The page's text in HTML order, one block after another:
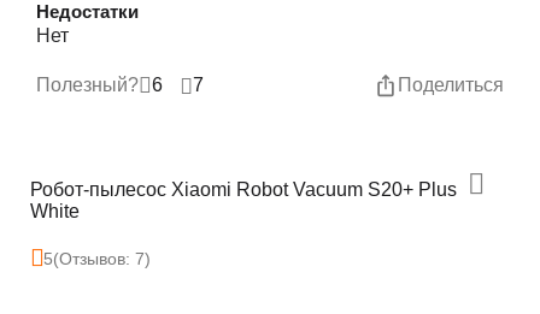
Недостатки
Нет
Полезный? 6 7 Поделиться
Робот-пылесос Xiaomi Robot Vacuum S20+ Plus
White
5(Отзывов: 7)